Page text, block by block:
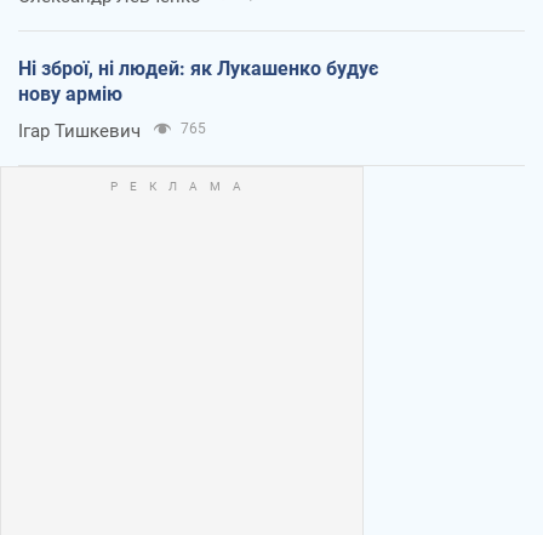
Ні зброї, ні людей: як Лукашенко будує
нову армію
Ігар Тишкевич 765